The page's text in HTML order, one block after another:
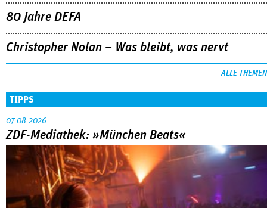
80 Jahre DEFA
Christopher Nolan – Was bleibt, was nervt
ALLE THEMEN
TIPPS
07.08.2026
ZDF-Mediathek: »München Beats«